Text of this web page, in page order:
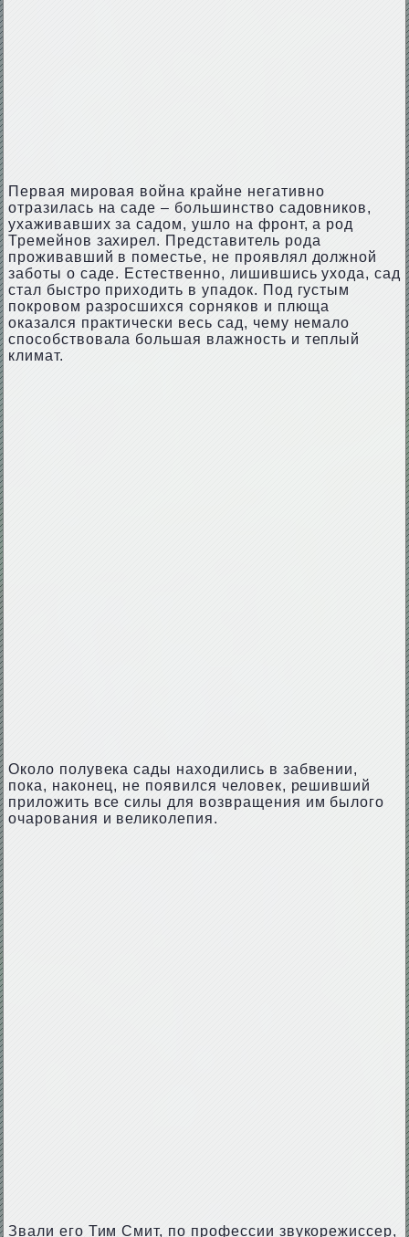
Первая мировая война крайне негативно
отразилась на саде – большинство садовников,
ухаживавших за садом, ушло на фронт, а род
Тремейнов захирел. Представитель рода
проживавший в поместье, не проявлял должной
заботы о саде. Естественно, лишившись ухода, сад
стал быстро приходить в упадок. Под густым
покровом разросшихся сорняков и плюща
оказался практически весь сад, чему немало
способствовала большая влажность и теплый
климат.
Около полувека сады находились в забвении,
пока, наконец, не появился человек, решивший
приложить все силы для возвращения им былого
очарования и великолепия.
Звали его Тим Смит, по профессии звукорежиссер,